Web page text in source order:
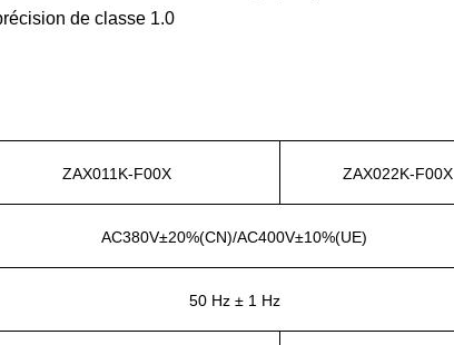
de classe 1.0
ZAX011K-F00X ZAX022K-F00X
AC380V±20%(CN)/AC400V±10%(UE)
50 Hz ± 1 Hz